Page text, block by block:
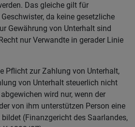
Das gleiche gilt für
da keine gesetzliche
Gewährung von Unterhalt sind
nur Verwandte in gerader Linie
Pflicht zur Zahlung von Unterhalt,
von Unterhalt steuerlich nicht
wird nur, wenn der
von ihm unterstützen Person eine
(Finanzgericht des Saarlandes,